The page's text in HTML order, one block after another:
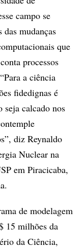
campo se
mudanças
que
processos
a ciência
fidedignas é
seja calcado nos
diz Reynaldo
Nuclear na
em Piracicaba,
de modelagem
15 milhões da
da Ciência,